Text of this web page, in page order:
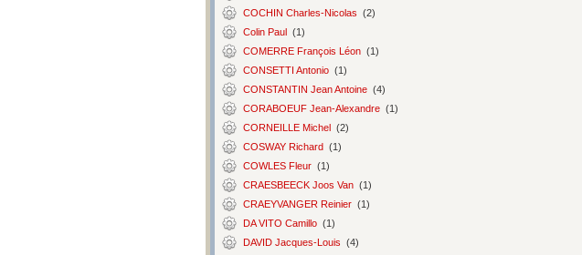
COCHIN Charles-Nicolas (2)
Colin Paul (1)
COMERRE François Léon (1)
CONSETTI Antonio (1)
CONSTANTIN Jean Antoine (4)
CORABOEUF Jean-Alexandre (1)
CORNEILLE Michel (2)
COSWAY Richard (1)
COWLES Fleur (1)
CRAESBEECK Joos Van (1)
CRAEYVANGER Reinier (1)
DA VITO Camillo (1)
DAVID Jacques-Louis (4)